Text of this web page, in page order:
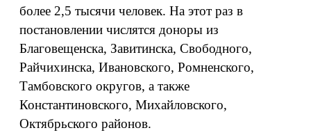
более 2,5 тысячи человек. На этот раз в
постановлении числятся доноры из
Благовещенска, Завитинска, Свободного,
Райчихинска, Ивановского, Ромненского,
Тамбовского округов, а также
Константиновского, Михайловского,
Октябрьского районов.